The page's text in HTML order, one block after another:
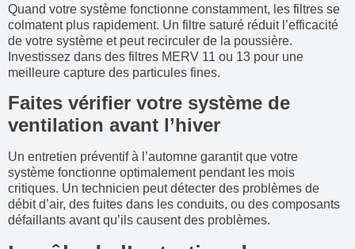
Quand votre système fonctionne constamment, les filtres se
colmatent plus rapidement. Un filtre saturé réduit l’efficacité
de votre système et peut recirculer de la poussière.
Investissez dans des filtres MERV 11 ou 13 pour une
meilleure capture des particules fines.
Faites vérifier votre système de
ventilation avant l’hiver
Un entretien préventif à l’automne garantit que votre
système fonctionne optimalement pendant les mois
critiques. Un technicien peut détecter des problèmes de
débit d’air, des fuites dans les conduits, ou des composants
défaillants avant qu’ils causent des problèmes.